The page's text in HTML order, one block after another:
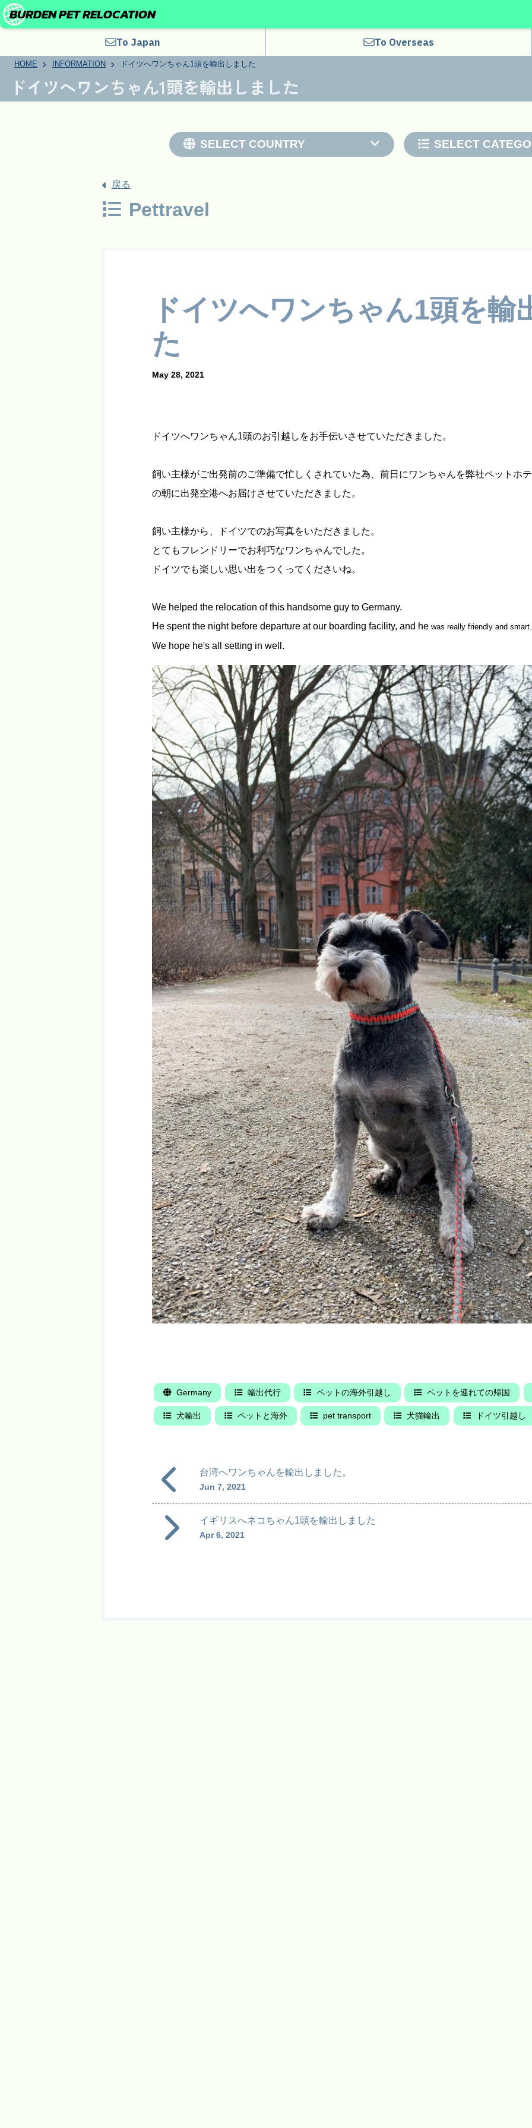
BURDEN PET RELOCATION
To Japan To Overseas
HOME INFORMATION ドイツへワンちゃん1頭を輸出しました
ドイツへワンちゃん1頭を輸出しました
SELECT COUNTRY SELECT
戻る
Pettravel
ドイツへワンちゃん1頭を輸
た
May 28, 2021
ドイツへワンちゃん1頭のお引越しをお手伝いさせていただきました。
飼い主様がご出発前のご準備で忙しくされていた為、前日にワンちゃんを弊社ペットホ
の朝に出発空港へお届けさせていただきました。
飼い主様から、ドイツでのお写真をいただきました。
とてもフレンドリーでお利巧なワンちゃんでした。
ドイツでも楽しい思い出をつくってくださいね。
We helped the relocation of this handsome guy to Germany.
He spent the night before departure at our boarding facility, and he was really friendly and smart.
We hope he's all setting in well.
Germany 輸出代行 ペットの海外引越し ペットを連れての帰国
犬輸出 ペットと海外 pet transport 犬猫輸出 ドイツ引越し
台湾へワンちゃんを輸出しました。
Jun 7, 2021
イギリスへネコちゃん1頭を輸出しました
Apr 6, 2021